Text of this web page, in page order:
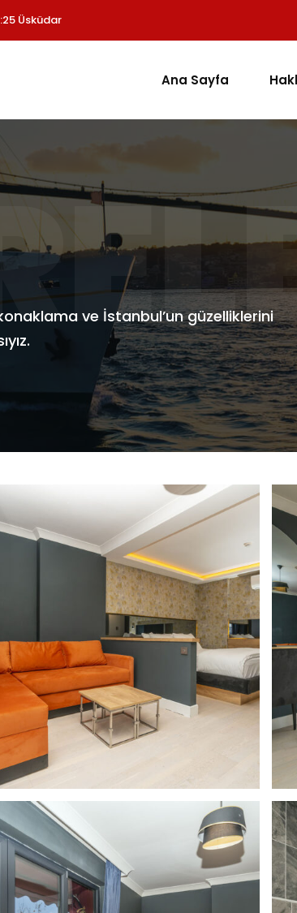
Üsküdar
Ana Sayfa
ve İstanbul’un güzelliklerini